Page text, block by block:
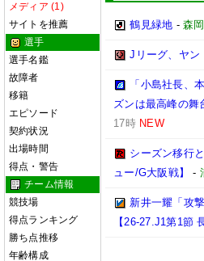
メディア (1)
サイトを推薦
選手
選手名鑑
故障者
移籍
エピソード
契約状況
出場時間
得点・警告
チーム情報
競技場
得点ランキング
勝ち点推移
年齢構成
鶴見緑地 -森
Jリーグ、ヤン
「小島社長、
ズンは最高峰の
17時 NEW
シーズン移行
ュー/G大阪戦】
-
新井一耀「攻
【26-27.J1第1節